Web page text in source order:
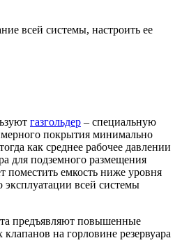
всей системы, настроить ее
газгольдер – специальную
покрытия минимально
как среднее рабочее давлении
для подземного размещения
поместить емкость ниже уровня
эксплуатации всей системы
предъявляют повышенные
на горловине резервуара